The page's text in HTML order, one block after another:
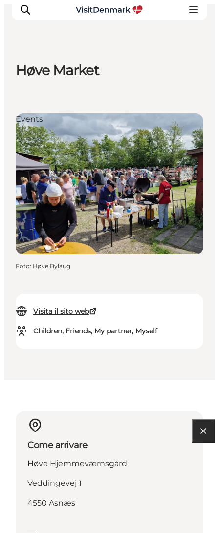
Cosa fare
Dove dormire
Pianifica il viaggio
Høve Market
Visita il sito web
Children, Friends, My partner, Myself
Events
Foto: Høve Bylaug
Come arrivare
Høve Hjemmeværnsgård
Veddingevej 1
4550 Asnæs